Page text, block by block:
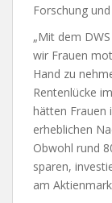
Forschung
„Mit dem
wir Frauen
Hand zu
Rentenlücke
hätten Frauen
erheblichen
Obwohl rund
sparen,
am